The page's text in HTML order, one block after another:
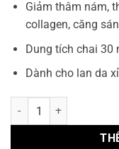
Giảm thâm nám,
collagen, căng
Dung tích chai 30
Dành cho lan da
Serum dưỡng sáng